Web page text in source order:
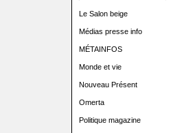
Le Salon beige
Médias presse info
MÉTAINFOS
Monde et vie
Nouveau Présent
Omerta
Politique magazine